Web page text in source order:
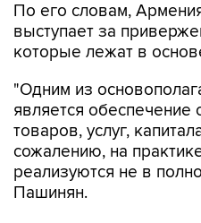
По его словам,
выступает за
которые лежат в
"Одним из
является
товаров, услуг,
сожалению, на
реализуются не в
Пашинян.